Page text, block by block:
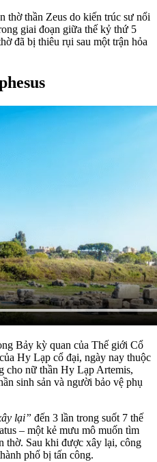
thờ thần Zeus do kiến trúc sư nổi
giai đoạn giữa thế kỷ thứ 5
đã bị thiêu rụi sau một trận hỏa
Bảy kỳ quan của Thế giới Cổ
Hy Lạp cổ đại, ngày nay thuộc
cho nữ thần Hy Lạp Artemis,
sinh sản và người bảo vệ phụ
lại” đến 3 lần trong suốt 7 thế
– một kẻ mưu mô muốn tìm
thờ. Sau khi được xây lại, công
phố bị tấn công.